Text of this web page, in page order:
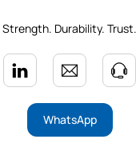
Strength. Durability. Trust.
WhatsApp